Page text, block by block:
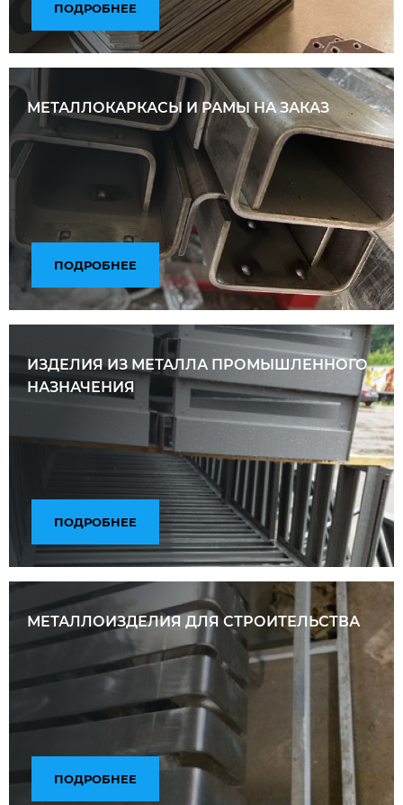
ПОДРОБНЕЕ
МЕТАЛЛОКАРКАСЫ И РАМЫ НА ЗАКАЗ
ПОДРОБНЕЕ
ИЗДЕЛИЯ ИЗ МЕТАЛЛА ПРОМЫШЛЕННОГО
НАЗНАЧЕНИЯ
ПОДРОБНЕЕ
МЕТАЛЛОИЗДЕЛИЯ ДЛЯ СТРОИТЕЛЬСТВА
ПОДРОБНЕЕ